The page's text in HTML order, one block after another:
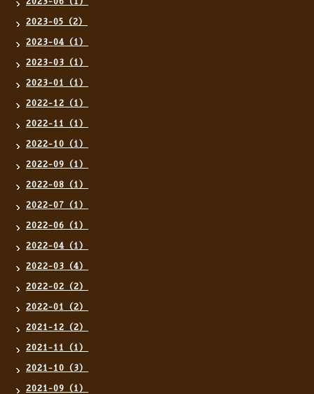
2023-05（2）
2023-04（1）
2023-03（1）
2023-01（1）
2022-12（1）
2022-11（1）
2022-10（1）
2022-09（1）
2022-08（1）
2022-07（1）
2022-06（1）
2022-04（1）
2022-03（4）
2022-02（2）
2022-01（2）
2021-12（2）
2021-11（1）
2021-10（3）
2021-09（1）